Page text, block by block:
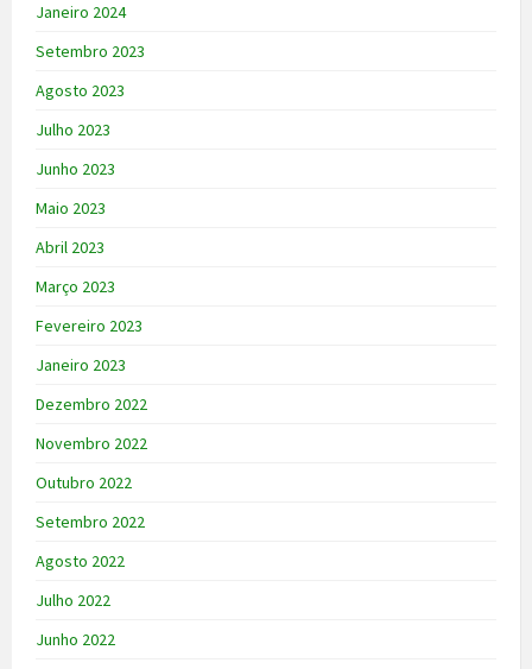
Janeiro 2024
Setembro 2023
Agosto 2023
Julho 2023
Junho 2023
Maio 2023
Abril 2023
Março 2023
Fevereiro 2023
Janeiro 2023
Dezembro 2022
Novembro 2022
Outubro 2022
Setembro 2022
Agosto 2022
Julho 2022
Junho 2022